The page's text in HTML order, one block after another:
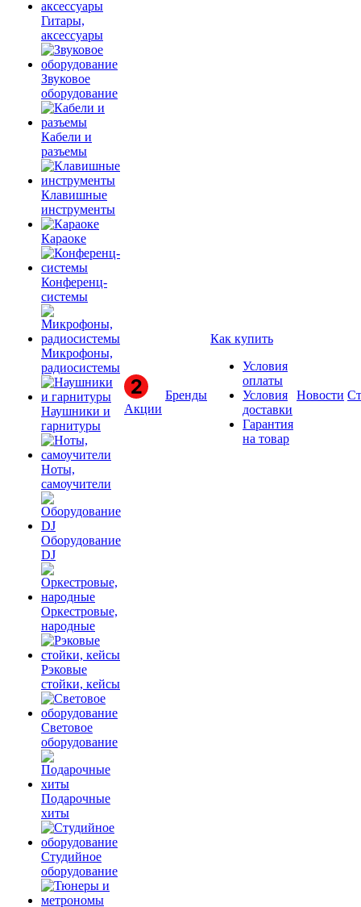
Гитары,
аксессуары
Звуковое
оборудование
Кабели и
разъемы
Клавишные
инструменты
Караоке
Конференц-
системы
Микрофоны,
радиосистемы
Наушники и
гарнитуры
Ноты,
самоучители
Оборудование
DJ
Оркестровые,
народные
Рэковые
стойки, кейсы
Световое
оборудование
Подарочные
хиты
Студийное
оборудование
Акции
Бренды
Как купить
Условия
оплаты
Условия
доставки
Гарантия
на товар
Новости